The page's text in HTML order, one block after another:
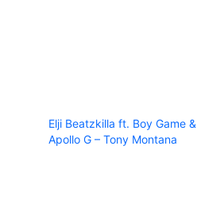
Elji Beatzkilla ft. Boy Game &
Apollo G – Tony Montana